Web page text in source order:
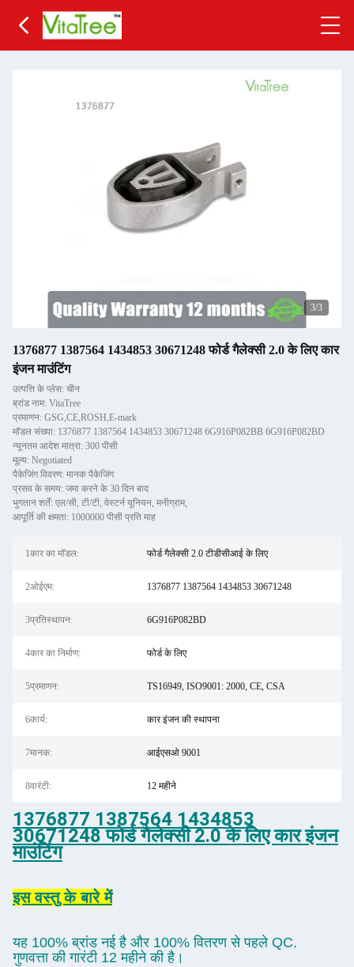
3/3
1376877 1387564 1434853 30671248 फोर्ड गैलेक्सी 2.0 के लिए कार
इंजन माउंटिंग
उत्पत्ति के प्लेस: चीन
ब्रांड नाम: VitaTree
प्रमाणन: GSG,CE,ROSH,E-mark
मॉडल संख्या: 1376877 1387564 1434853 30671248 6G916P082BB 6G916P082BD
न्यूनतम आदेश मात्रा: 300 पीसी
मूल्य: Negotiated
पैकेजिंग विवरण: मानक पैकेजिंग
प्रसव के समय: जमा करने के 30 दिन बाद
भुगतान शर्तें: एल/सी, टी/टी, वेस्टर्न यूनियन, मनीग्राम,
आपूर्ति की क्षमता: 1000000 पीसी प्रति माह
1कार का मॉडल: फोर्ड गैलेक्सी 2.0 टीडीसीआई के लिए
2ओईएम: 1376877 1387564 1434853 30671248
3प्रतिस्थापन: 6G916P082BD
4कार का निर्माण: फोर्ड के लिए
5प्रमाणन: TS16949, ISO9001: 2000, CE, CSA
6कार्य: कार इंजन की स्थापना
7मानक: आईएसओ 9001
8वारंटी: 12 महीने
1376877 1387564 1434853
30671248 फोर्ड गैलेक्सी 2.0 के लिए कार इंजन
माउंटिंग
इस वस्तु के बारे में
यह 100% ब्रांड नई है और 100% वितरण से पहले QC.
गुणवत्ता की गारंटी 12 महीने की है।